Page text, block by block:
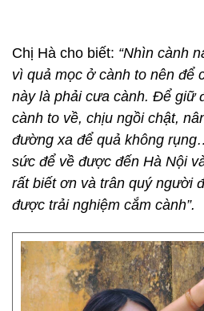
Chị Hà cho biết: “Nhìn cành
vì quả mọc ở cành to nên để
này là phải cưa cành. Để giữ
cành to về, chịu ngồi chật,
đường xa để quả không
sức để về được đến Hà Nội
rất biết ơn và trân quý người
được trải nghiệm cắm cành”.